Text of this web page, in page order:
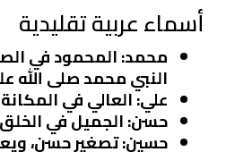
أسماء عربية تقليدية
محمد: المحمود في
النبي محمد صلى الله
علي: العالي في
حسن: الجميل في
حسين: تصغير حسن،